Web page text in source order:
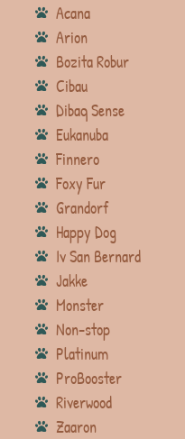
Acana
Arion
Bozita Robur
Cibau
Dibaq Sense
Eukanuba
Finnero
Foxy Fur
Grandorf
Happy Dog
Iv San Bernard
Jakke
Monster
Non-stop
Platinum
ProBooster
Riverwood
Zaaron